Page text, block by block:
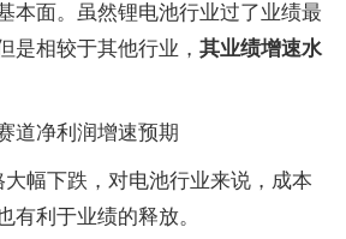
本面。虽然锂电池行业过了业绩最
是相较于其他行业， 其业绩增速水
道净利润增速预期
幅下跌，对电池行业来说，成本
有利于业绩的释放。